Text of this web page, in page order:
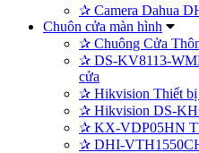
✰ Camera Dahua
Chuôn cửa màn hình
✰ Chuông Cửa
✰ DS-KV8113-
cửa
✰ Hikvision Thiết
✰ Hikvision DS-
✰ KX-VDP05HN
✰ DHI-